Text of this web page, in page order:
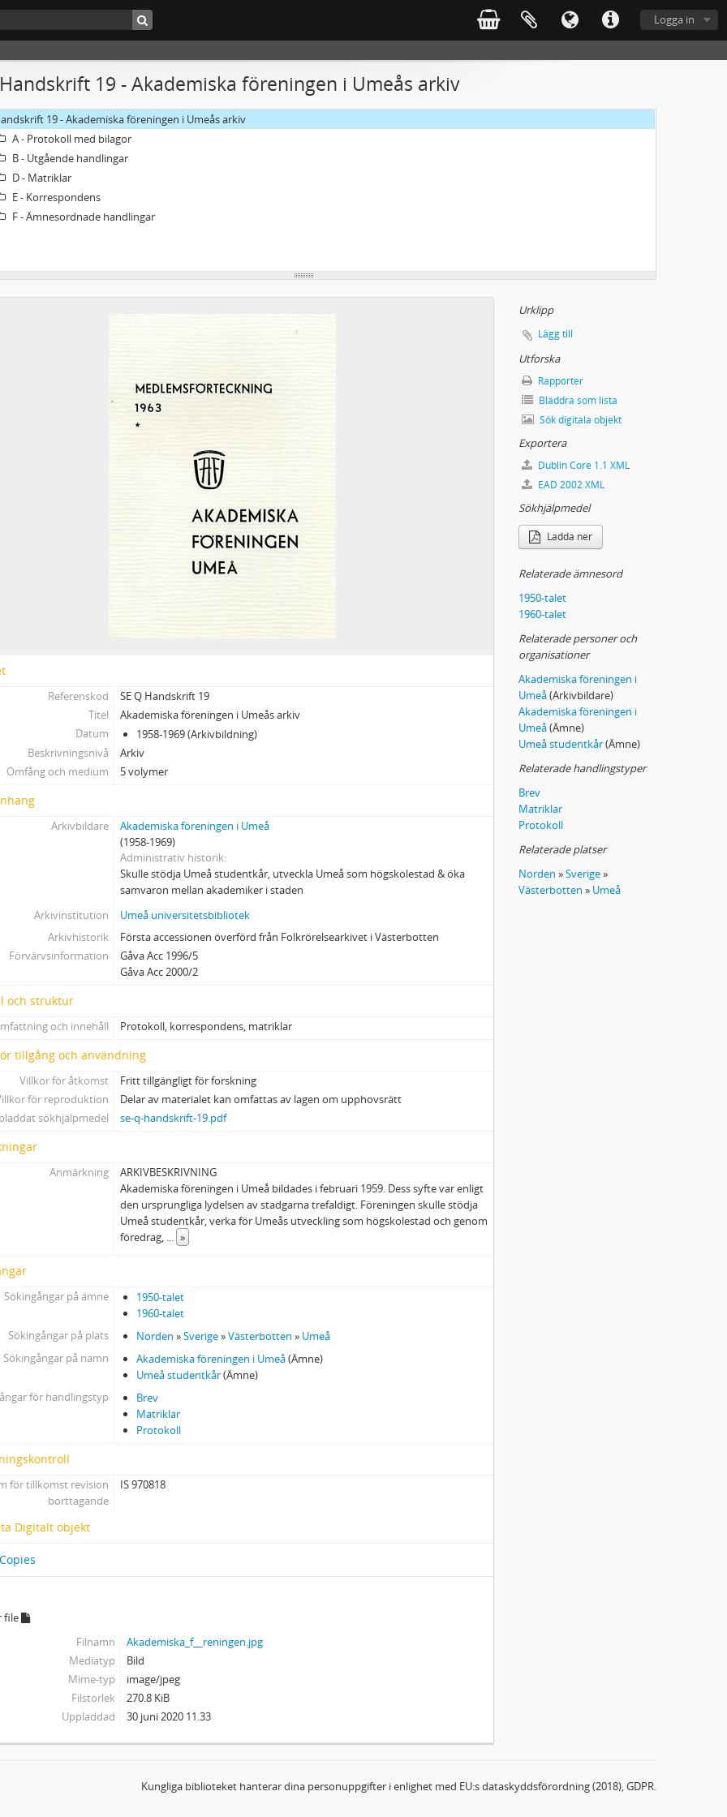
Logga in
19 - Akademiska föreningen i Umeås arkiv
19 - Akademiska föreningen i Umeås arkiv
A - Protokoll med bilagor
B - Utgående handlingar
D - Matriklar
E - Korrespondens
F - Ämnesordnade handlingar
Referenskod
SE Q Handskrift 19
Titel
Akademiska föreningen i Umeås arkiv
Datum
1958-1969 (Arkivbildning)
Beskrivningsnivå
Arkiv
Omfång och medium
5 volymer
Arkivbildare
Akademiska föreningen i Umeå
(1958-1969)
Administrativ historik
Skulle stödja Umeå studentkår, utveckla Umeå som högskolestad & öka
samvaron mellan akademiker i staden
Arkivinstitution
Umeå universitetsbibliotek
Arkivhistorik
Första accessionen överförd från Folkrörelsearkivet i Västerbotten
Förvärvsinformation
Gåva Acc 1996/5
Gåva Acc 2000/2
och struktur
och innehåll Protokoll, korrespondens, matriklar
tillgång och användning
Villkor för åtkomst
Fritt tillgängligt för forskning
för reproduktion
Delar av materialet kan omfattas av lagen om upphovsrätt
sökhjälpmedel
se-q-handskrift-19.pdf
Anmärkning
ARKIVBESKRIVNING
Akademiska föreningen i Umeå bildades i februari 1959. Dess syfte var enligt
den ursprungliga lydelsen av stadgarna trefaldigt. Föreningen skulle stödja
Umeå studentkår, verka för Umeås utveckling som högskolestad och genom
föredrag, ... »
Sökingångar på ämne
1950-talet
1960-talet
Sökingångar på plats
Norden »Sverige»Västerbotten » Umeå
Sökingångar på namn
Akademiska föreningen i Umeå(Ämne)
Umeå studentkår(Ämne)
för handlingstyp
Brev
Matriklar
Protokoll
för tillkomst revision
borttagande
IS 970818
Digitalt objekt
file
Filnamn
Akademiska_f__reningen.jpg
Mediatyp
Bild
Mime-typ
image/jpeg
Filstorlek
270.8 KiB
Uppladdad
30 juni 2020 11.33
Urklipp
Lägg till
Utforska
Rapporter
Bläddra som lista
Sök digitala objekt
Exportera
Dublin Core 1.1 XML
EAD 2002 XML
Sökhjälpmedel
Ladda ner
Relaterade ämnesord
1950-talet
1960-talet
Relaterade personer och
organisationer
Akademiska föreningen i
Umeå(Arkivbildare)
Akademiska föreningen i
Umeå(Ämne)
Umeå studentkår(Ämne)
Relaterade handlingstyper
Brev
Matriklar
Protokoll
Relaterade platser
Norden »Sverige»
Västerbotten » Umeå
Kungliga biblioteket hanterar dina personuppgifter i enlighet med EU:s dataskyddsförordning (2018), GDPR.